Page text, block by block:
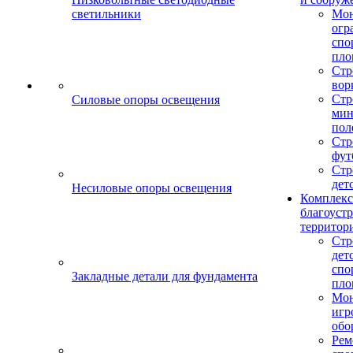
светильники
Силовые опоры освещения
Несиловые опоры освещения
Закладные детали для фундамента